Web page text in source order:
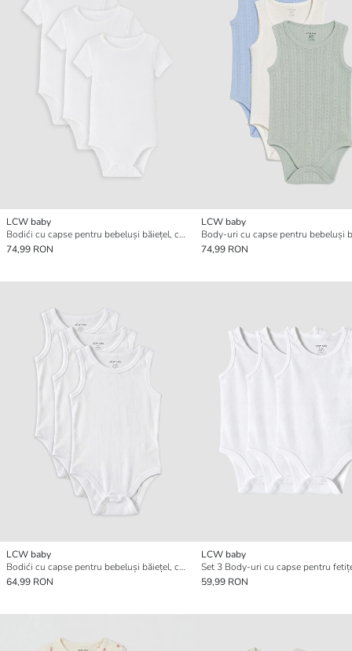
LCW baby
Bodići cu capse pentru bebeluși băiețel, cu guler rotund, set de 3 bucăți
74,99 RON
LCW baby
74,99 RON
LCW baby
Bodići cu capse pentru bebeluși băiețel, cu guler rotund, set de 3 bucăți
64,99 RON
LCW baby
Set 3 Body-uri cu capse pentru
59,99 RON